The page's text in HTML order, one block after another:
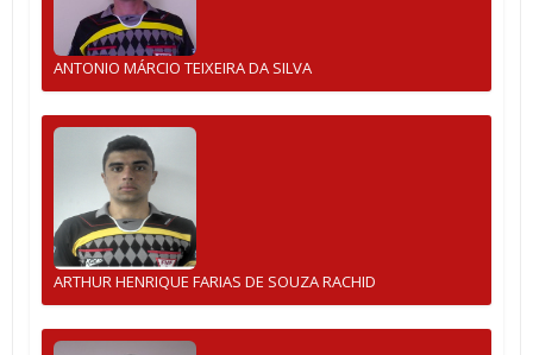
ANTONIO MÁRCIO TEIXEIRA DA SILVA
ARTHUR HENRIQUE FARIAS DE SOUZA RACHID